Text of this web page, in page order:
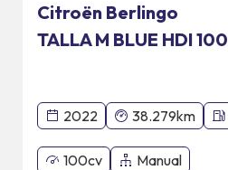
Citroën Berlingo
TALLA M BLUE HDI 100
2022 38.279km
100cv Manual